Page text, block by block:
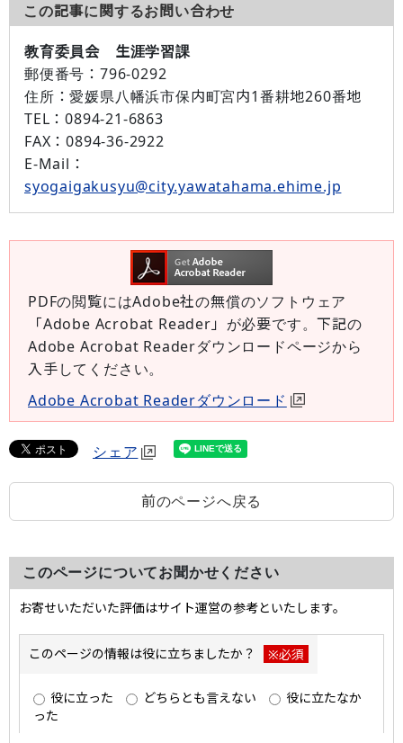
この記事に関するお問い合わせ
教育委員会 生涯学習課
郵便番号： 796-0292
住所：愛媛県八幡浜市保内町宮内1番耕地260番地
TEL：0894-21-6863
FAX：0894-36-2922
E-Mail：
syogaigakusyu@city.yawatahama.ehime.jp
PDFの閲覧にはAdobe社の無償のソフトウェア
「Adobe Acrobat Reader」が必要です。下記の
Adobe Acrobat Readerダウンロードページから
入手してください。
Adobe Acrobat Readerダウンロード
シェア
前のページへ戻る
このページについてお聞かせください